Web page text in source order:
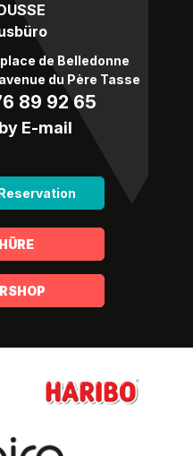
de Belledonne
du Père Tasse
89 92 65
E-mail